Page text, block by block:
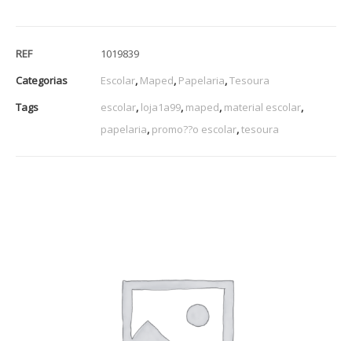
REF
1019839
Categorias
Escolar, Maped, Papelaria,Tesoura
Tags
escolar, loja1a99, maped, material escolar,
papelaria, promo??o escolar,tesoura